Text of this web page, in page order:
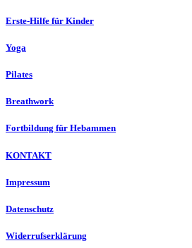
Erste-Hilfe für Kinder
Yoga
Pilates
Breathwork
Fortbildung für Hebammen
KONTAKT
Impressum
Datenschutz
Widerrufserklärung